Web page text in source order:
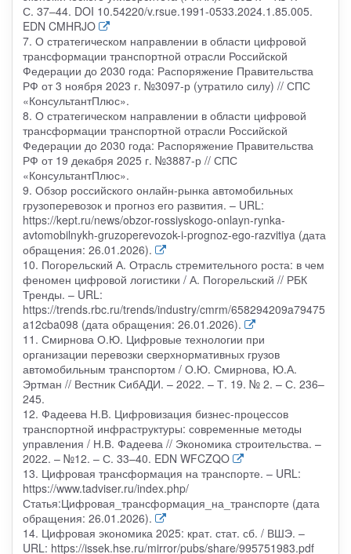
С. 37–44. DOI 10.54220/v.rsue.1991-0533.2024.1.85.005.
EDN CMHRJO
7. О стратегическом направлении в области цифровой
трансформации транспортной отрасли Российской
Федерации до 2030 года: Распоряжение Правительства
РФ от 3 ноября 2023 г. №3097-р (утратило силу) // СПС
«КонсультантПлюс».
8. О стратегическом направлении в области цифровой
трансформации транспортной отрасли Российской
Федерации до 2030 года: Распоряжение Правительства
РФ от 19 декабря 2025 г. №3887-р // СПС
«КонсультантПлюс».
9. Обзор российского онлайн-рынка автомобильных
грузоперевозок и прогноз его развития. – URL:
https://kept.ru/news/obzor-rossiyskogo-onlayn-rynka-
avtomobilnykh-gruzoperevozok-i-prognoz-ego-razvitiya (дата
обращения: 26.01.2026).
10. Погорельский А. Отрасль стремительного роста: в чем
феномен цифровой логистики / А. Погорельский // РБК
Тренды. – URL:
https://trends.rbc.ru/trends/industry/cmrm/658294209a79475
a12cba098 (дата обращения: 26.01.2026).
11. Смирнова О.Ю. Цифровые технологии при
организации перевозки сверхнормативных грузов
автомобильным транспортом / О.Ю. Смирнова, Ю.А.
Эртман // Вестник СибАДИ. – 2022. – Т. 19. № 2. – С. 236–
245.
12. Фадеева Н.В. Цифровизация бизнес-процессов
транспортной инфраструктуры: современные методы
управления / Н.В. Фадеева // Экономика строительства. –
2022. – №12. – С. 33–40. EDN WFCZQO
13. Цифровая трансформация на транспорте. – URL:
https://www.tadviser.ru/index.php/
Статья:Цифровая_трансформация_на_транспорте (дата
обращения: 26.01.2026).
14. Цифровая экономика 2025: крат. стат. сб. / ВШЭ. –
URL: https://issek.hse.ru/mirror/pubs/share/995751983.pdf